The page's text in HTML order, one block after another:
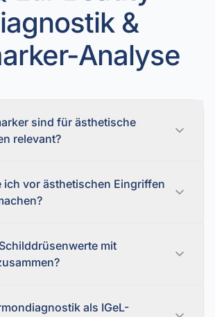
&
Analyse
sind für ästhetische
relevant?
ich vor ästhetischen Eingriffen
mit
als IGeL-